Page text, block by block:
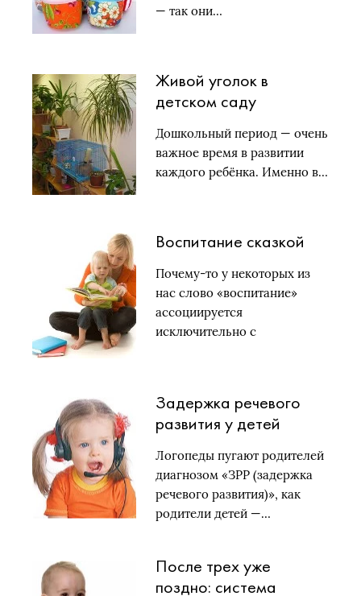
— так они…
Живой уголок в
детском саду
Дошкольный период — очень
важное время в развитии
каждого ребёнка. Именно в…
Воспитание сказкой
Почему-то у некоторых из
нас слово «воспитание»
ассоциируется
исключительно с
Задержка речевого
развития у детей
Логопеды пугают родителей
диагнозом «ЗРР (задержка
речевого развития)», как
родители детей —…
После трех уже
поздно: система